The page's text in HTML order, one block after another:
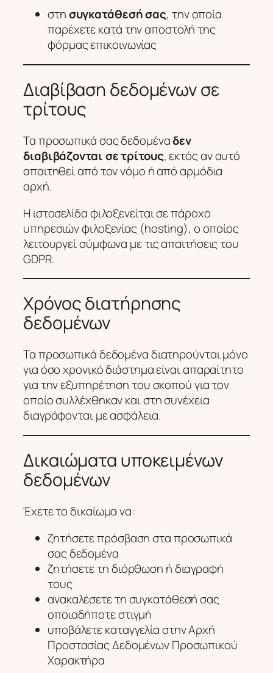
στησυγκατάθεσή σας, την οποία
παρέχετε κατά την αποστολή της
φόρμας επικοινωνίας
Διαβίβαση δεδομένων σε
τρίτους
Τα προσωπικά σας δεδομέναδεν
διαβιβάζονται σε τρίτους, εκτός αν αυτό
απαιτηθεί από τον νόμο ή από αρμόδια
αρχή.
Η ιστοσελίδα φιλοξενείται σε πάροχο
υπηρεσιών φιλοξενίας (hosting), ο οποίος
λειτουργεί σύμφωνα με τις απαιτήσεις του
GDPR.
Χρόνος διατήρησης
δεδομένων
Τα προσωπικά δεδομένα διατηρούνται μόνο
για όσο χρονικό διάστημα είναι απαραίτητο
για την εξυπηρέτηση του σκοπού για τον
οποίο συλλέχθηκαν και στη συνέχεια
διαγράφονται με ασφάλεια.
Δικαιώματα υποκειμένων
δεδομένων
Έχετε το δικαίωμα να:
ζητήσετε πρόσβαση στα προσωπικά
σας δεδομένα
ζητήσετε τη διόρθωση ή διαγραφή
τους
ανακαλέσετε τη συγκατάθεσή σας
οποιαδήποτε στιγμή
υποβάλετε καταγγελία στην Αρχή
Προστασίας Δεδομένων Προσωπικού
Χαρακτήρα